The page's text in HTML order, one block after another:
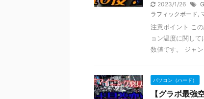
2023/1/26
ラフィックボード,
注意ポイント こ
ョン温度に関し
数値です。 ジャ
パソコン（ハード）
【グラボ最